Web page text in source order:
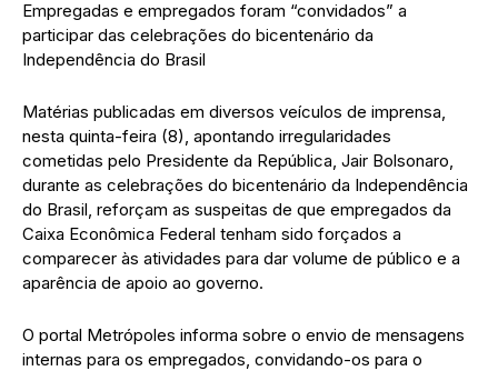
Empregadas e empregados foram “convidados” a
participar das celebrações do bicentenário da
Independência do Brasil
Matérias publicadas em diversos veículos de imprensa,
nesta quinta-feira (8), apontando irregularidades
cometidas pelo Presidente da República, Jair Bolsonaro,
durante as celebrações do bicentenário da Independência
do Brasil, reforçam as suspeitas de que empregados da
Caixa Econômica Federal tenham sido forçados a
comparecer às atividades para dar volume de público e a
aparência de apoio ao governo.
O portal Metrópoles informa sobre o envio de mensagens
internas para os empregados, convidando-os para o